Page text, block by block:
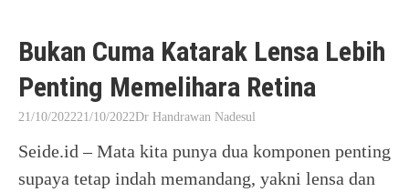
Bukan Cuma Katarak Lensa Lebih
Penting Memelihara Retina
21/10/202221/10/2022Dr Handrawan Nadesul
Seide.id – Mata kita punya dua komponen penting
supaya tetap indah memandang, yakni lensa dan